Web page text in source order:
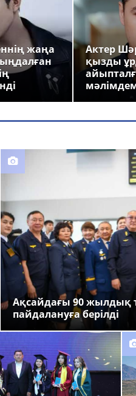
жаңа
Актер
қызды
Ақсайдағы 90 жылдық
пайдалануға берілді